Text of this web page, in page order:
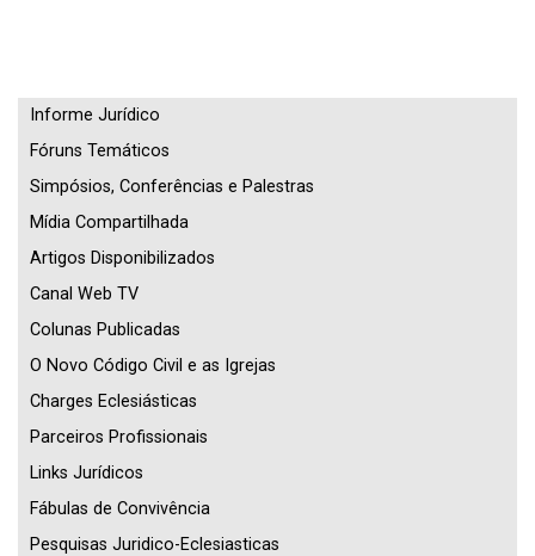
Informe Jurídico
Fóruns Temáticos
Simpósios, Conferências e Palestras
Mídia Compartilhada
Artigos Disponibilizados
Canal Web TV
Colunas Publicadas
O Novo Código Civil e as Igrejas
Charges Eclesiásticas
Parceiros Profissionais
Links Jurídicos
Fábulas de Convivência
Pesquisas Juridico-Eclesiasticas